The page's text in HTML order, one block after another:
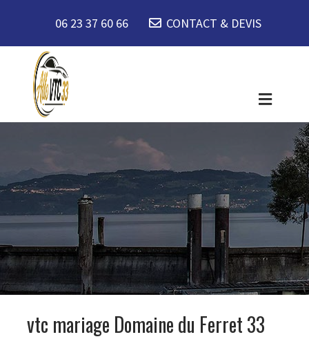
06 23 37 60 66 CONTACT & DEVIS
vtc mariage Domaine du Ferret 33